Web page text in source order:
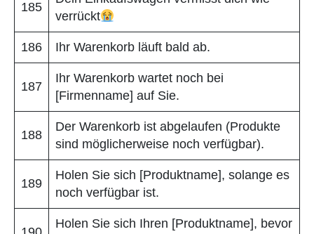
185
verrückt
186 Ihr Warenkorb läuft bald ab.
187
Ihr Warenkorb wartet noch bei
[Firmenname] auf Sie.
188
Der Warenkorb ist abgelaufen (Produkte
sind möglicherweise noch verfügbar).
189
Holen Sie sich [Produktname], solange es
noch verfügbar ist.
Holen Sie sich Ihren [Produktname], bevor